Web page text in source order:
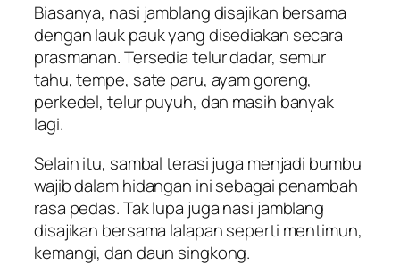
Biasanya, nasi jamblang disajikan bersama
dengan lauk pauk yang disediakan secara
prasmanan. Tersedia telur dadar, semur
tahu, tempe, sate paru, ayam goreng,
perkedel, telur puyuh, dan masih banyak
lagi.
Selain itu, sambal terasi juga menjadi bumbu
wajib dalam hidangan ini sebagai penambah
rasa pedas. Tak lupa juga nasi jamblang
disajikan bersama lalapan seperti mentimun,
kemangi, dan daun singkong.